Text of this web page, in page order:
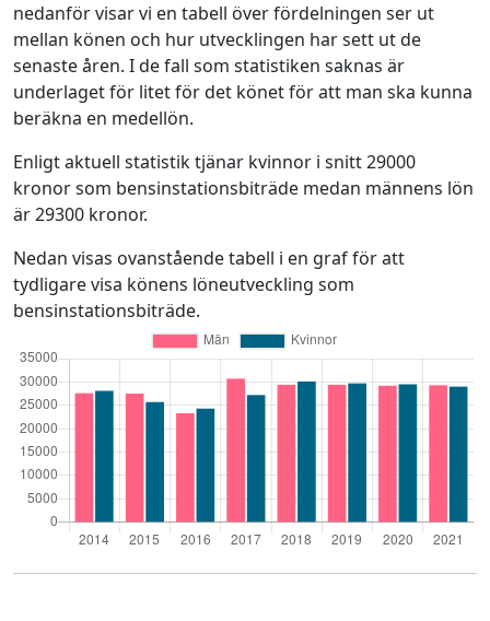
nedanför visar vi en tabell över fördelningen ser ut
mellan könen och hur utvecklingen har sett ut de
senaste åren. I de fall som statistiken saknas är
underlaget för litet för det könet för att man ska kunna
beräkna en medellön.
Enligt aktuell statistik tjänar kvinnor i snitt 29000
kronor som bensinstationsbiträde medan männens lön
är 29300 kronor.
Nedan visas ovanstående tabell i en graf för att
tydligare visa könens löneutveckling som
bensinstationsbiträde.